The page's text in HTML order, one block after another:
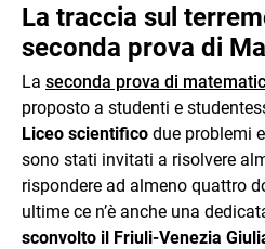
La traccia sul
seconda prova di
La seconda prova di
proposto a studenti e
Liceo scientifico due problemi
sono stati invitati a risolvere
rispondere ad almeno quattro
ultime ce n’è anche una
sconvolto il Friuli-Venezia